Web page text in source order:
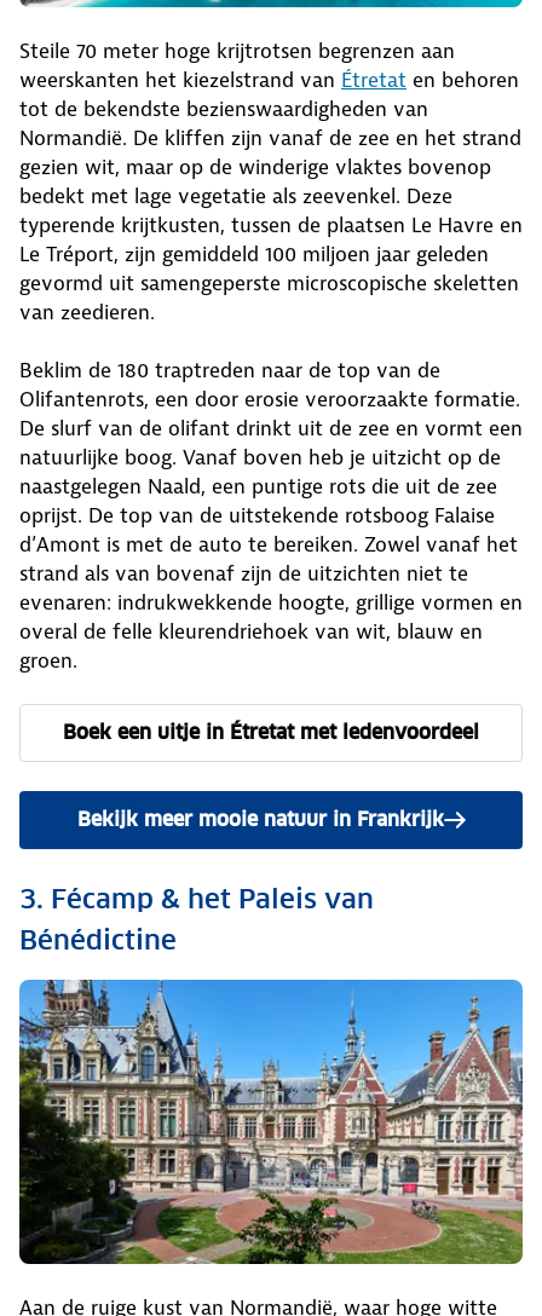
Steile 70 meter hoge krijtrotsen begrenzen aan
weerskanten het kiezelstrand van Étretat en behoren
tot de bekendste bezienswaardigheden van
Normandië. De kliffen zijn vanaf de zee en het strand
gezien wit, maar op de winderige vlaktes bovenop
bedekt met lage vegetatie als zeevenkel. Deze
typerende krijtkusten, tussen de plaatsen Le Havre en
Le Tréport, zijn gemiddeld 100 miljoen jaar geleden
gevormd uit samengeperste microscopische skeletten
van zeedieren.
Beklim de 180 traptreden naar de top van de
Olifantenrots, een door erosie veroorzaakte formatie.
De slurf van de olifant drinkt uit de zee en vormt een
natuurlijke boog. Vanaf boven heb je uitzicht op de
naastgelegen Naald, een puntige rots die uit de zee
oprijst. De top van de uitstekende rotsboog Falaise
d’Amont is met de auto te bereiken. Zowel vanaf het
strand als van bovenaf zijn de uitzichten niet te
evenaren: indrukwekkende hoogte, grillige vormen en
overal de felle kleurendriehoek van wit, blauw en
groen.
Boek een uitje in Étretat met ledenvoordeel
Bekijk meer mooie natuur in Frankrijk
3. Fécamp & het Paleis van
Bénédictine
Aan de ruige kust van Normandië, waar hoge witte